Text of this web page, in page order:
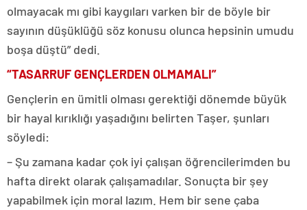
olmayacak mı gibi kaygıları varken bir de böyle bir
sayının düşüklüğü söz konusu olunca hepsinin umudu
boşa düştü” dedi.
“TASARRUF GENÇLERDEN OLMAMALI”
Gençlerin en ümitli olması gerektiği dönemde büyük
bir hayal kırıklığı yaşadığını belirten Taşer, şunları
söyledi:
– Şu zamana kadar çok iyi çalışan öğrencilerimden bu
hafta direkt olarak çalışamadılar. Sonuçta bir şey
yapabilmek için moral lazım. Hem bir sene çaba